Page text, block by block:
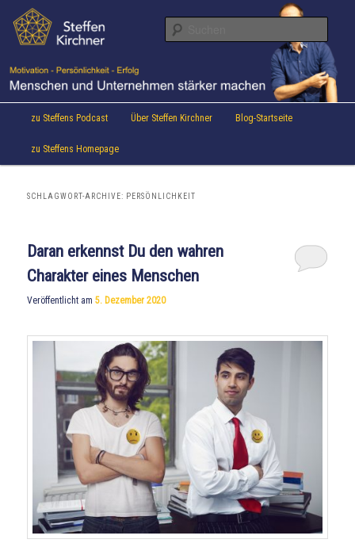
Inhalt
wechseln
sekundären
Inhalt
Steffen Kirchner Blog
Aktuelles von Speaker & Motivationstrainer Steffen Kirchner
Hauptmenü
zu Steffens Podcast Über Steffen Kirchner Blog-Startseite
zu Steffens Homepage
SCHLAGWORT-ARCHIVE: PERSÖNLICHKEIT
Daran erkennst Du den wahren
Charakter eines Menschen
Veröffentlicht am5. Dezember 2020